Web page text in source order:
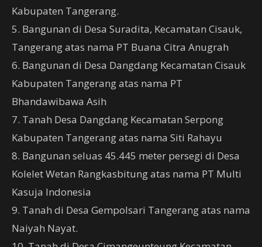
Kabupaten Tangerang.
5. Bangunan di Desa Suradita, Kecamatan Cisauk,
Tangerang atas nama PT Buana Citra Anugrah
6. Bangunan di Desa Dangdang Kecamatan Cisauk
Kabupaten Tangerang atas nama PT
Bhandawibawa Asih
7. Tanah Desa Dangdang Kecamatan Serpong
Kabupaten Tangerang atas nama Siti Rahayu
8. Bangunan seluas 45.445 meter persegi di Desa
Kolelet Wetan Rangkasbitung atas nama PT Multi
Kasuja Indonesia
9. Tanah di Desa Gempolsari Tangerang atas nama
Naiyah Nayat.